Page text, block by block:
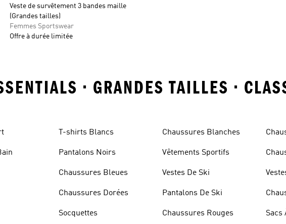
Veste de survêtement 3 bandes maille
(Grandes tailles)
Femmes Sportswear
Offre à durée limitée
• GRANDES TAILLES •
T-shirts Blancs
Pantalons Noirs
Chaussures Bleues
Chaussures Dorées
Socquettes
Chaussures Blanches
Vêtements Sportifs
Vestes De Ski
Pantalons De Ski
Chaussures Rouges Sacs